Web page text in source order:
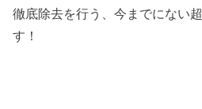
徹底除去を行う、今までにない
す！